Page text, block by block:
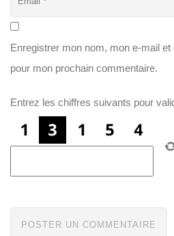
Enregistrer mon nom, mon e-mail
pour mon prochain commentaire.
Entrez les chiffres suivants pour